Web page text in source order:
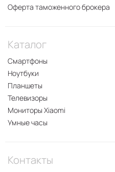
Оферта таможенного брокера
Каталог
Смартфоны
Ноутбуки
Планшеты
Телевизоры
Мониторы Xiaomi
Умные часы
Контакты